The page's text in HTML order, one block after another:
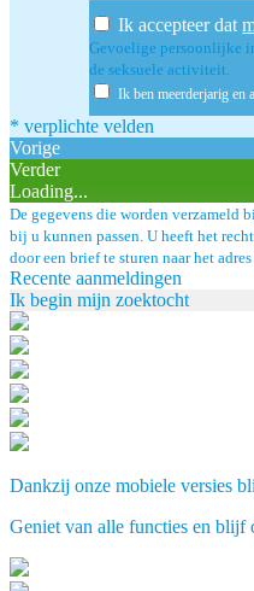
Ik accepteer dat
Gevoelige persoonlijke
de seksuele activiteit.
Ik ben meerderjarig en
* verplichte velden
Vorige
Verder
Loading...
De gegevens die worden verzameld
bij u kunnen passen. U heeft het
door een brief te sturen naar het
Recente aanmeldingen
Ik begin mijn zoektocht
Dankzij onze mobiele versies
Geniet van alle functies en blijf